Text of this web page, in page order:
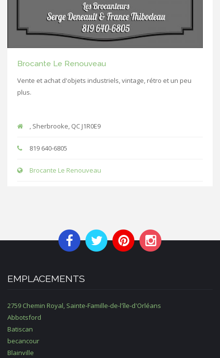
Brocante Le Renouveau
Vente et achat d'objets industriels, vintage, rétro et un peu
plus.
, Sherbrooke, QC J1R0E9
819 640-6805
Brocante Le Renouveau
EMPLACEMENTS
2759 Chemin Royal, Sainte-Famille-de-l'île-d'Orléans
Abbotsford
Batiscan
becancour
Blainville